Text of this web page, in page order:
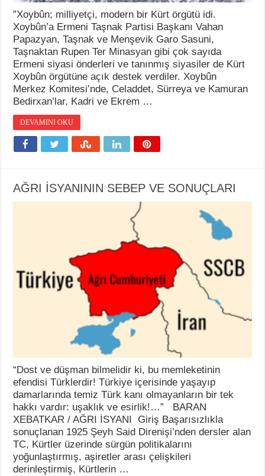
”Xoybûn; milliyetçi, modern bir Kürt örgütü idi.
Xoybûn’a Ermeni Taşnak Partisi Başkanı Vahan
Papazyan, Taşnak ve Menşevik Garo Sasuni,
Taşnaktan Rupen Ter Minasyan gibi çok sayıda
Ermeni siyasi önderleri ve tanınmış siyasiler de Kürt
Xoybûn örgütüne açık destek verdiler. Xoybûn
Merkez Komitesi’nde, Celaddet, Sürreya ve Kamuran
Bedirxan’lar, Kadri ve Ekrem …
DEVAMINI OKU
AĞRI İSYANININ SEBEP VE SONUÇLARI
“Dost ve düşman bilmelidir ki, bu memleketinin
efendisi Türklerdir! Türkiye içerisinde yaşayıp
damarlarında temiz Türk kanı olmayanların bir tek
hakkı vardır: uşaklık ve esirlik!…” BARAN
XEBATKAR / AĞRI İSYANI Giriş Başarısızlıkla
sonuçlanan 1925 Şeyh Said Direnişi’nden dersler alan
TC, Kürtler üzerinde sürgün politikalarını
yoğunlaştırmış, aşiretler arası çelişkileri
derinleştirmiş, Kürtlerin …